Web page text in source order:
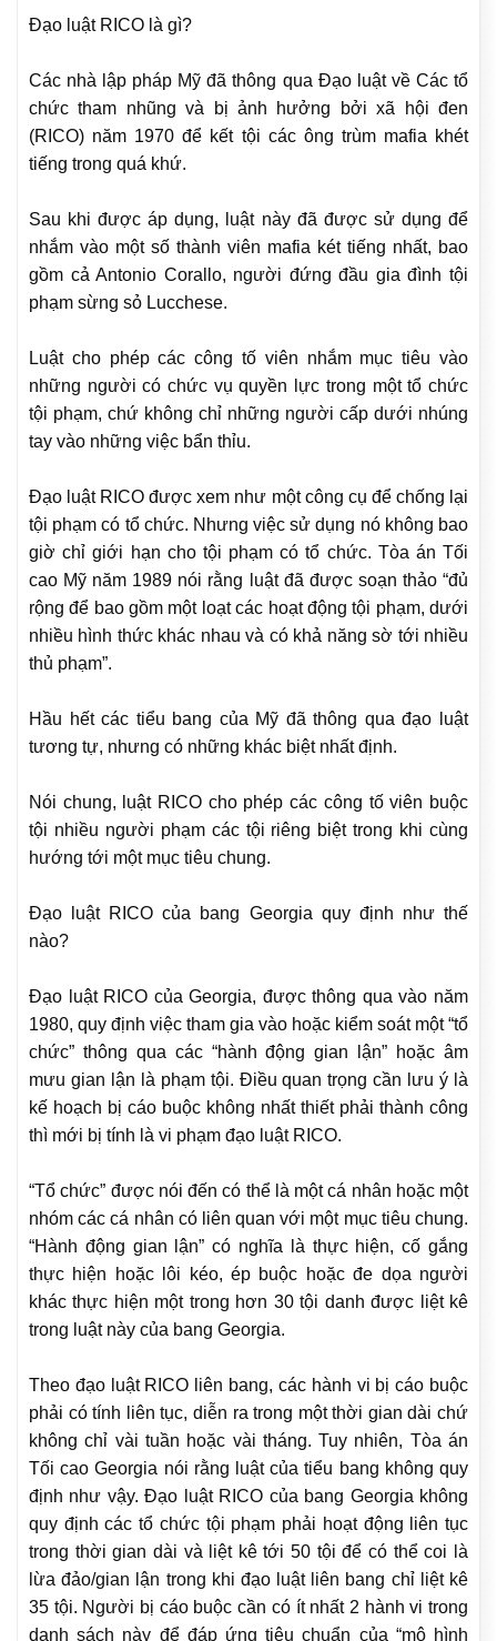
Đạo luật RICO là gì?
Các nhà lập pháp Mỹ đã thông qua Đạo luật về Các tổ
chức tham nhũng và bị ảnh hưởng bởi xã hội đen
(RICO) năm 1970 để kết tội các ông trùm mafia khét
tiếng trong quá khứ.
Sau khi được áp dụng, luật này đã được sử dụng để
nhắm vào một số thành viên mafia két tiếng nhất, bao
gồm cả Antonio Corallo, người đứng đầu gia đình tội
phạm sừng sỏ Lucchese.
Luật cho phép các công tố viên nhắm mục tiêu vào
những người có chức vụ quyền lực trong một tổ chức
tội phạm, chứ không chỉ những người cấp dưới nhúng
tay vào những việc bẩn thỉu.
Đạo luật RICO được xem như một công cụ để chống lại
tội phạm có tổ chức. Nhưng việc sử dụng nó không bao
giờ chỉ giới hạn cho tội phạm có tổ chức. Tòa án Tối
cao Mỹ năm 1989 nói rằng luật đã được soạn thảo “đủ
rộng để bao gồm một loạt các hoạt động tội phạm, dưới
nhiều hình thức khác nhau và có khả năng sờ tới nhiều
thủ phạm”.
Hầu hết các tiểu bang của Mỹ đã thông qua đạo luật
tương tự, nhưng có những khác biệt nhất định.
Nói chung, luật RICO cho phép các công tố viên buộc
tội nhiều người phạm các tội riêng biệt trong khi cùng
hướng tới một mục tiêu chung.
Đạo luật RICO của bang Georgia quy định như thế
nào?
Đạo luật RICO của Georgia, được thông qua vào năm
1980, quy định việc tham gia vào hoặc kiểm soát một “tổ
chức” thông qua các “hành động gian lận” hoặc âm
mưu gian lận là phạm tội. Điều quan trọng cần lưu ý là
kế hoạch bị cáo buộc không nhất thiết phải thành công
thì mới bị tính là vi phạm đạo luật RICO.
“Tổ chức” được nói đến có thể là một cá nhân hoặc một
nhóm các cá nhân có liên quan với một mục tiêu chung.
“Hành động gian lận” có nghĩa là thực hiện, cố gắng
thực hiện hoặc lôi kéo, ép buộc hoặc đe dọa người
khác thực hiện một trong hơn 30 tội danh được liệt kê
trong luật này của bang Georgia.
Theo đạo luật RICO liên bang, các hành vi bị cáo buộc
phải có tính liên tục, diễn ra trong một thời gian dài chứ
không chỉ vài tuần hoặc vài tháng. Tuy nhiên, Tòa án
Tối cao Georgia nói rằng luật của tiểu bang không quy
định như vậy. Đạo luật RICO của bang Georgia không
quy định các tổ chức tội phạm phải hoạt động liên tục
trong thời gian dài và liệt kê tới 50 tội để có thể coi là
lừa đảo/gian lận trong khi đạo luật liên bang chỉ liệt kê
35 tội. Người bị cáo buộc cần có ít nhất 2 hành vi trong
danh sách này để đáp ứng tiêu chuẩn của “mô hình